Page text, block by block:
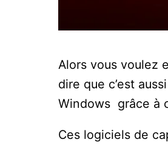
Alors vous voulez
dire que c’est
Windows grâce à
Ces logiciels de